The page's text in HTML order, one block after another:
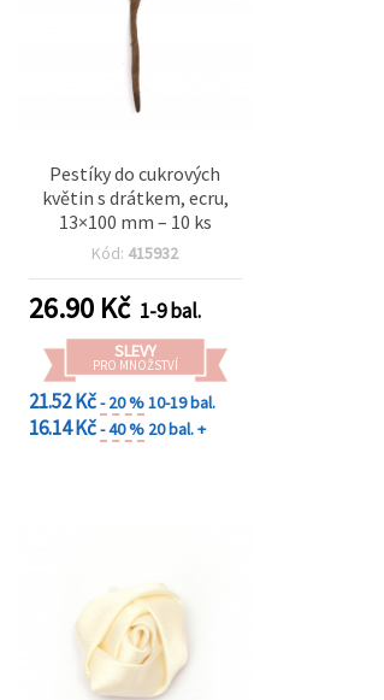
Pestíky do cukrových
květin s drátkem, ecru,
13×100 mm – 10 ks
Kód: 415932
26.90Kč 1-9 bal.
SLEVY
PRO MNOŽSTVÍ
21.52 Kč- 20 %10-19 bal.
16.14 Kč- 40 % 20 bal. +